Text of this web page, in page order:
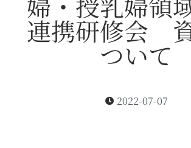
連携研修会
ついて
2022-07-07